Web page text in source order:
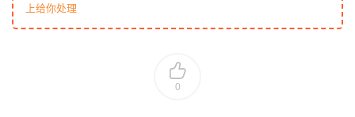
上给你处理
0